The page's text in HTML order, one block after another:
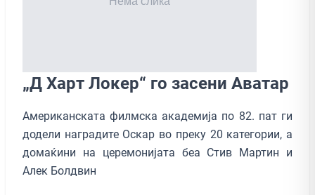
„Д Харт Локер“ го засени Аватар
Американската филмска академија по 82. пат ги
додели наградите Оскар во преку 20 категории, а
домаќини на церемонијата беа Стив Мартин и
Алек Болдвин